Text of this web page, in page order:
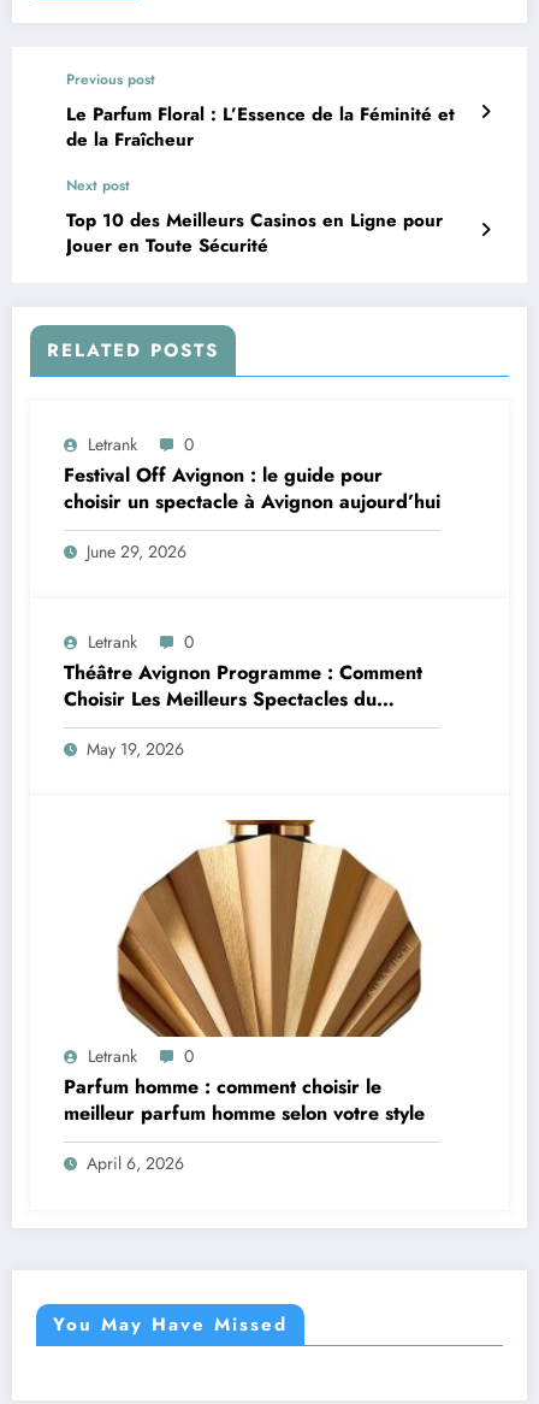
Previous post
Le Parfum Floral : L’Essence de la Féminité et
de la Fraîcheur
Next post
Top 10 des Meilleurs Casinos en Ligne pour
Jouer en Toute Sécurité
RELATED POSTS
Letrank 0
Festival Off Avignon : le guide pour
choisir un spectacle à Avignon aujourd’hui
June 29, 2026
Letrank 0
Théâtre Avignon Programme : Comment
Choisir Les Meilleurs Spectacles du
Festival Off Avignon
May 19, 2026
Letrank 0
Parfum homme : comment choisir le
meilleur parfum homme selon votre style
April 6, 2026
You May Have Missed